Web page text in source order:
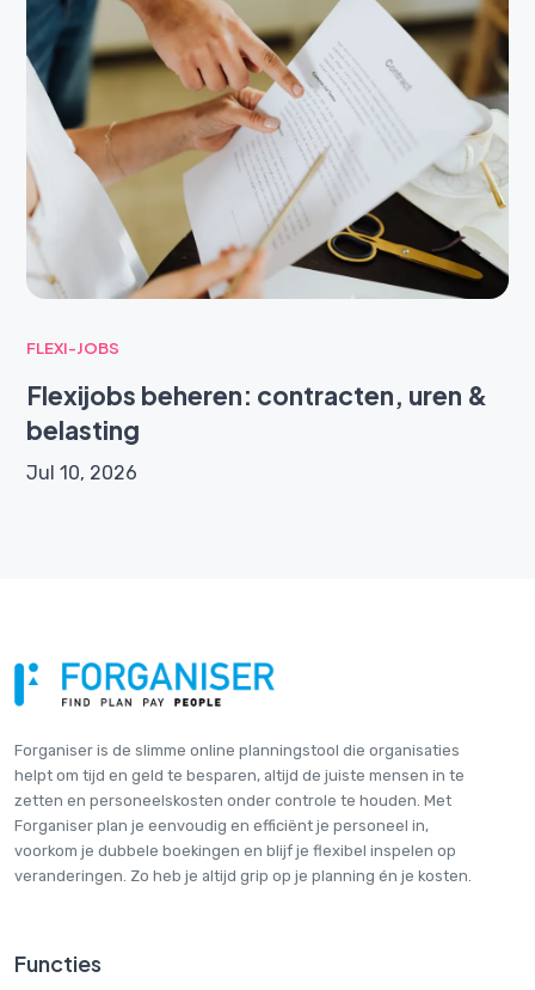
FLEXI-JOBS
Flexijobs beheren: contracten, uren &
belasting
Jul 10, 2026
Forganiser is de slimme online plannings­tool die organisaties
helpt om tijd en geld te besparen, altijd de juiste mensen in te
zetten en personeelskosten onder controle te houden. Met
Forganiser plan je eenvoudig en efficiënt je personeel in,
voorkom je dubbele boekingen en blijf je flexibel inspelen op
veranderingen. Zo heb je altijd grip op je planning én je kosten.
Functies